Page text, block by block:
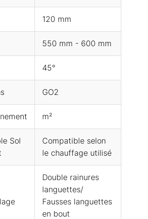
120 mm
550 mm - 600 mm
45°
GO2
m²
Sol
Compatible selon
le chauffage utilisé
Double rainures
languettes/
Fausses languettes
en bout